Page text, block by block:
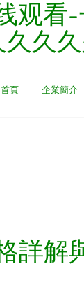
观看
久
首頁 企業簡介
詳解